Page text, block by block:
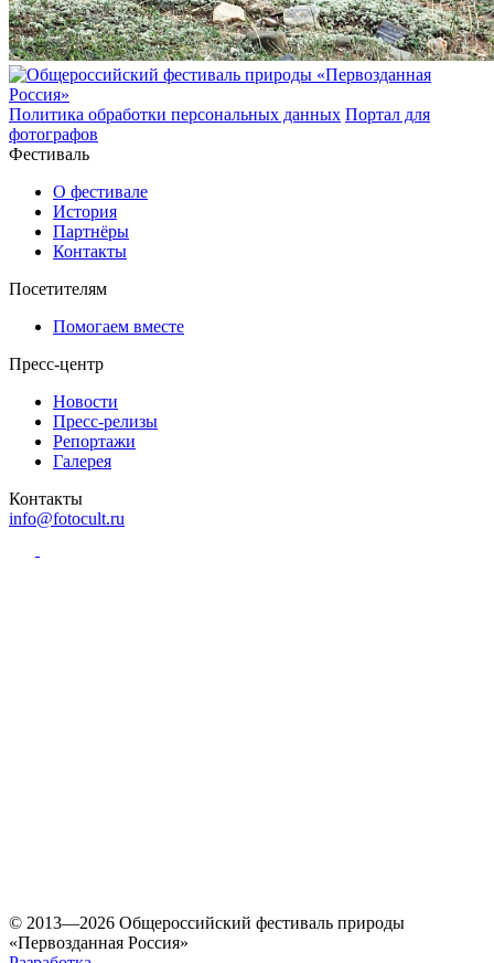
Политика обработки персональных данных Портал для
фотографов
Фестиваль
О фестивале
История
Партнёры
Контакты
Посетителям
Помогаем вместе
Пресс-центр
Новости
Пресс-релизы
Репортажи
Галерея
Контакты
info@fotocult.ru
© 2013—2026 Общероссийский фестиваль природы
«Первозданная Россия»